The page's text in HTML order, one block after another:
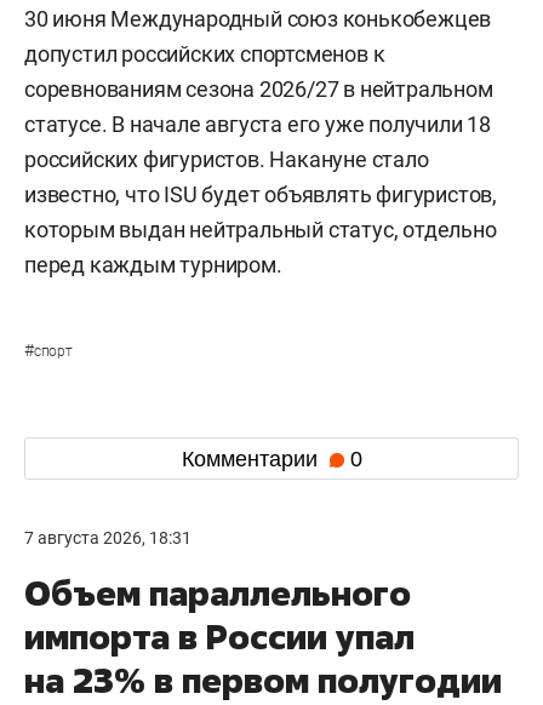
30 июня Международный союз конькобежцев
допустил российских спортсменов к
соревнованиям сезона 2026/27 в нейтральном
статусе. В начале августа его уже получили 18
российских фигуристов. Накануне стало
известно, что ISU будет объявлять фигуристов,
которым выдан нейтральный статус, отдельно
перед каждым турниром.
#спорт
Комментарии 0
7 августа 2026, 18:31
Объем параллельного
импорта в России упал
на 23% в первом полугодии